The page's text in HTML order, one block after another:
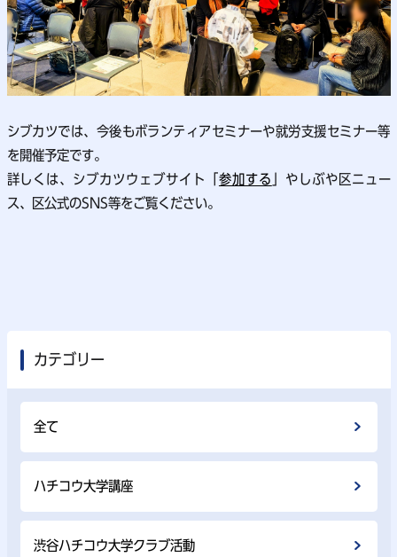
シブカツでは、今後もボランティアセミナーや就労支援セミナー等
を開催予定です。
詳しくは、シブカツウェブサイト「参加する
」やしぶや区ニュー
ス、区公式のSNS等をご覧ください。
カテゴリー
全て
ハチコウ大学講座
渋谷ハチコウ大学クラブ活動